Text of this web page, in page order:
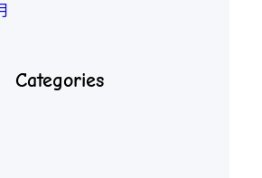
Categories